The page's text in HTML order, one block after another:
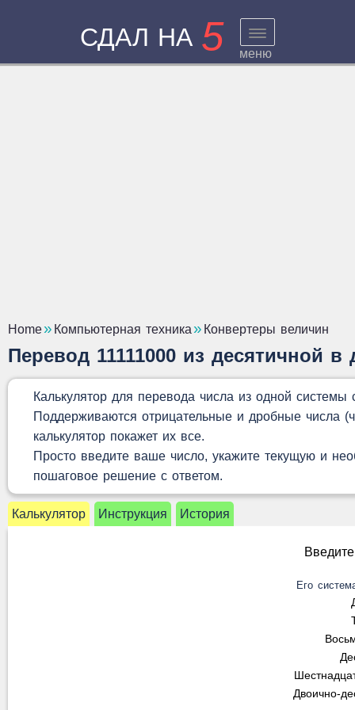
СДАЛ НА 5 меню
Home Компьютерная техника Конвертеры величин
Перевод 11111000 из десятичной
Калькулятор для перевода числа из одной
Поддерживаются отрицательные и дробные числа
калькулятор покажет их все.
Просто введите ваше число, укажите текущую и
пошаговое решение с ответом.
Калькулятор Инструкция История
Его
Двоично-